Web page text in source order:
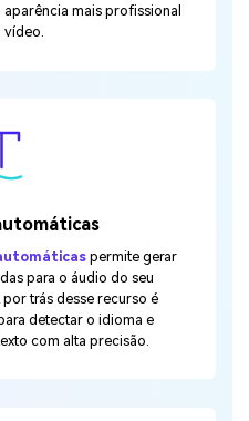
mais profissional
vídeo.
permite gerar
para o áudio do seu
trás desse recurso é
detectar o idioma e
com alta precisão.